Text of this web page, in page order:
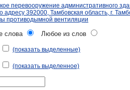
перевооружение административного
адресу 392000, Тамбовская область, г.
противодымной вентиляции
слова
Любое из слов
(показать выделенные)
(показать выделенное)